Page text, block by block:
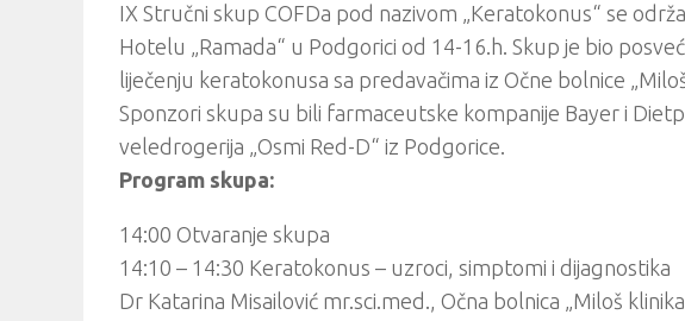
IX Stručni skup COFDa pod nazivom „Keratokonus“ se
Hotelu „Ramada“ u Podgorici od 14-16.h. Skup je bio
liječenju keratokonusa sa predavačima iz Očne bolnice
Sponzori skupa su bili farmaceutske kompanije Bayer i
veledrogerija „Osmi Red-D“ iz Podgorice.
Program skupa:
14:00 Otvaranje skupa
14:10 – 14:30 Keratokonus – uzroci, simptomi i dijagnostika
Dr Katarina Misailović mr.sci.med., Očna bolnica „Miloš